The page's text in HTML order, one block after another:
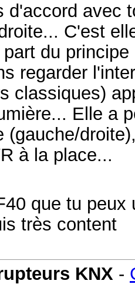
d'accord avec
C'est
du
regarder
classiques)
Elle a
(gauche/
à la place...
que tu
très content
KNX -